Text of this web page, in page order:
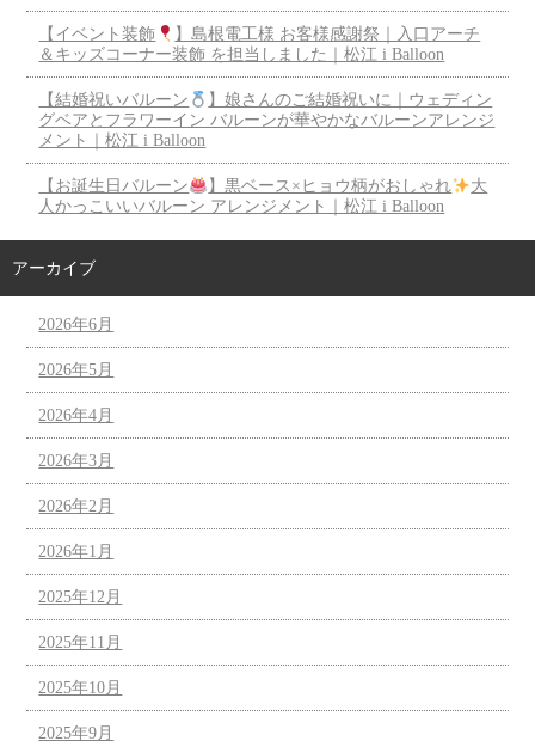
【イベント装飾
】島根電工様 お客様感謝祭｜入口アーチ
＆キッズコーナー装飾 を担当しました｜松江 i Balloon
【結婚祝いバルーン
】娘さんのご結婚祝いに｜ウェディン
グベアとフラワーイン バルーンが華やかなバルーンアレンジ
メント｜松江 i Balloon
【お誕生日バルーン 】黒ベース×ヒョウ柄がおしゃれ
大
人かっこいいバルーン アレンジメント｜松江 i Balloon
アーカイブ
2026年6月
2026年5月
2026年4月
2026年3月
2026年2月
2026年1月
2025年12月
2025年11月
2025年10月
2025年9月